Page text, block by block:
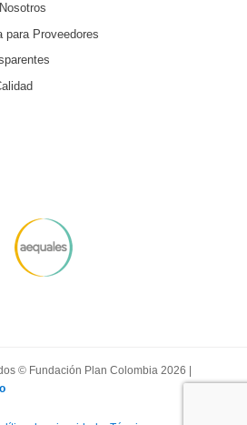
para Proveedores
© Fundación Plan Colombia 2026 |